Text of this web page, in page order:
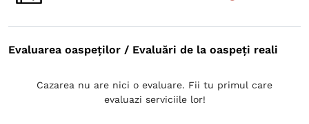
Evaluarea oaspeților / Evaluări de la oaspeți reali
Cazarea nu are nici o evaluare. Fii tu primul care
evaluazi serviciile lor!